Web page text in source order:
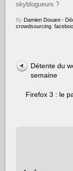
skyblogueurs ?
By Damien Douani •
crowdsourcing ,
Détente du
semaine
Firefox 3 : le